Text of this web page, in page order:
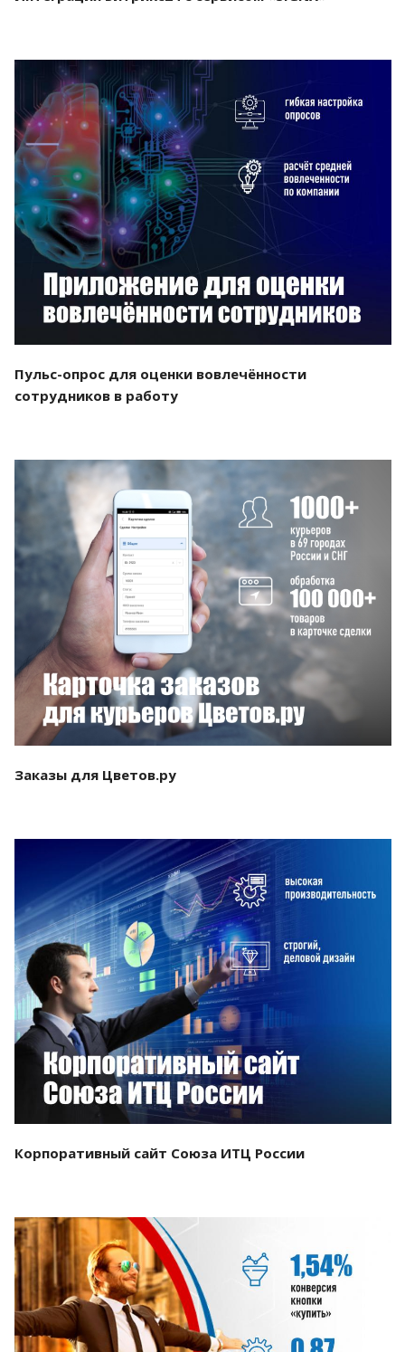
Смотреть проект
Пульс-опрос для оценки вовлечённости
сотрудников в работу
Смотреть проект
Заказы для Цветов.ру
Смотреть проект
Корпоративный сайт Союза ИТЦ России